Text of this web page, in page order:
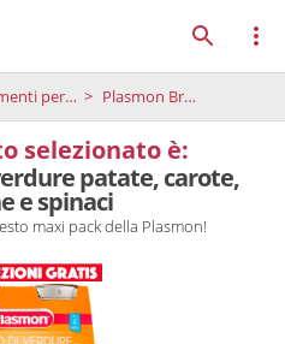
per bambini Plasmon Brodo di verdure patate, carote, zucchine e spinaci
selezionato è:
patate, carote,
e spinaci
maxi pack della Plasmon!